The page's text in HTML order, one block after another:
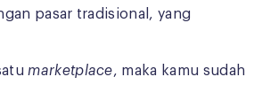
pasar tradisional, yang
marketplace, maka kamu sudah